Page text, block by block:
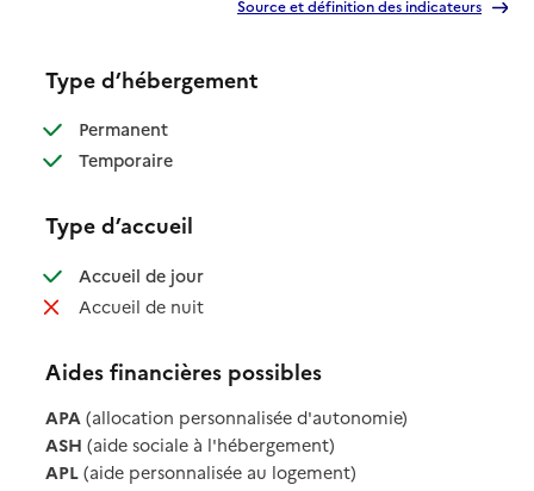
Source et définition des indicateurs
Type d’hébergement
Permanent: disponible
Temporaire: disponible
Type d’accueil
Accueil de jour: disponible
Accueil de nuit: non disponible
Aides financières possibles
APA (allocation personnalisée d'autonomie)
ASH (aide sociale à l'hébergement)
APL (aide personnalisée au logement)